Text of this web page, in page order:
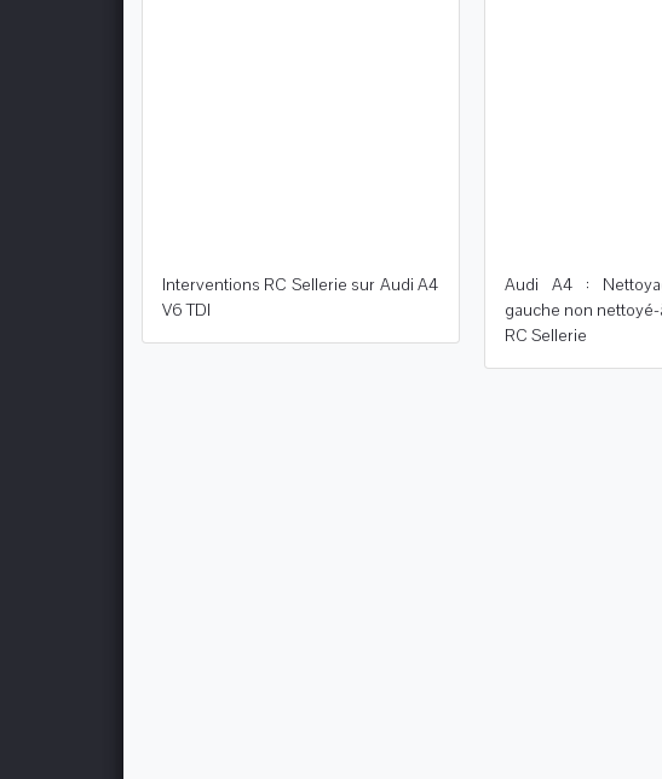
Interventions RC Sellerie sur Audi A4
V6 TDI
Audi A4 :
gauche non
RC Sellerie